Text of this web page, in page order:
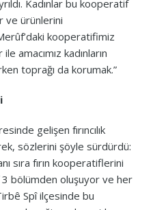
Kadınlar bu kooperatif
ve ürünlerini
kooperatifimiz
amacımız kadınların
toprağı da korumak.”
gelişen fırıncılık
sözlerini şöyle sürdürdü:
sıra fırın kooperatiflerini
bölümden oluşuyor ve her
Spî ilçesinde bu